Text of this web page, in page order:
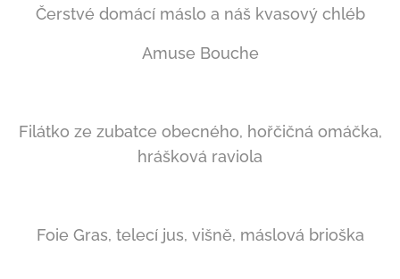
Čerstvé domácí máslo a náš kvasový chléb
Amuse Bouche
Filátko ze zubatce obecného, hořčičná omáčka,
hrášková raviola
Foie Gras, telecí jus, višně, máslová brioška